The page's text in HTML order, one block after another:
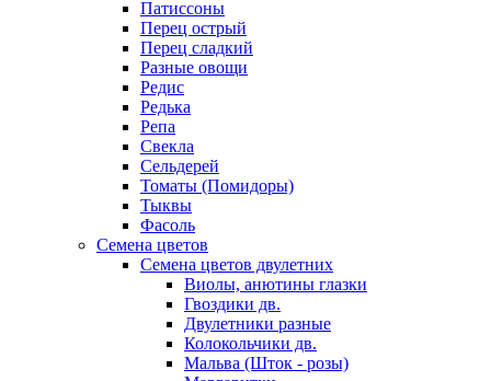
Патиссоны
Перец острый
Перец сладкий
Разные овощи
Редис
Редька
Репа
Свекла
Сельдерей
Томаты (Помидоры)
Тыквы
Фасоль
Семена цветов
Семена цветов двулетних
Виолы, анютины глазки
Гвоздики дв.
Двулетники разные
Колокольчики дв.
Мальва (Шток - розы)